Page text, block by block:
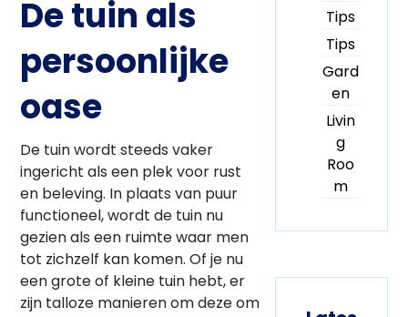
De tuin als
persoonlijke
oase
De tuin wordt steeds vaker
ingericht als een plek voor rust
en beleving. In plaats van puur
functioneel, wordt de tuin nu
gezien als een ruimte waar men
tot zichzelf kan komen. Of je nu
een grote of kleine tuin hebt, er
zijn talloze manieren om deze om
Tips
Tips
Gard
en
Livin
g
Roo
m